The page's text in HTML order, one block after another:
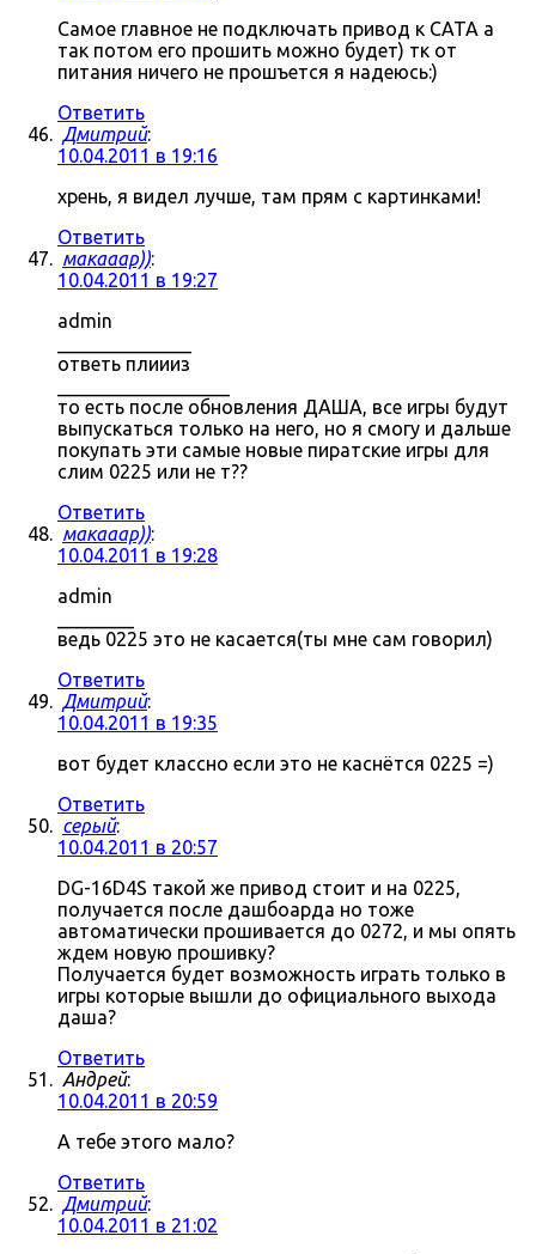
Самое главное не подключать привод к САТА а
так потом его прошить можно будет) тк от
питания ничего не прошъется я надеюсь:)
Ответить
Дмитрий:
10.04.2011 в 19:16
хрень, я видел лучше, там прям с картинками!
Ответить
макааар)):
10.04.2011 в 19:27
admin
ответь плиииз
то есть после обновления ДАША, все игры будут
выпускаться только на него, но я смогу и дальше
покупать эти самые новые пиратские игры для
слим 0225 или не т??
Ответить
макааар)):
10.04.2011 в 19:28
admin
ведь 0225 это не касается(ты мне сам говорил)
Ответить
Дмитрий:
10.04.2011 в 19:35
вот будет классно если это не каснётся 0225 =)
Ответить
серый:
10.04.2011 в 20:57
DG-16D4S такой же привод стоит и на 0225,
получается после дашбоарда но тоже
автоматически прошивается до 0272, и мы опять
ждем новую прошивку?
Получается будет возможность играть только в
игры которые вышли до официального выхода
даша?
Ответить
Андрей:
10.04.2011 в 20:59
А тебе этого мало?
Ответить
Дмитрий:
10.04.2011 в 21:02